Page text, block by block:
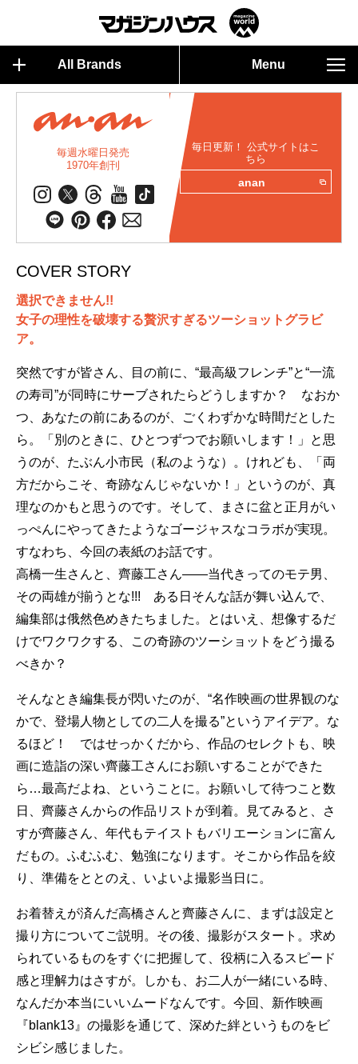
All Brands Menu
毎週水曜日発売
1970年創刊
毎日更新！ 公式サイトはこ
ちら
anan
COVER STORY
選択できません!!
女子の理性を破壊する贅沢すぎるツーショットグラビ
ア。
突然ですが皆さん、目の前に、“最高級フレンチ”と“一流
の寿司”が同時にサーブされたらどうしますか？ なおか
つ、あなたの前にあるのが、ごくわずかな時間だとした
ら。「別のときに、ひとつずつでお願いします！」と思
うのが、たぶん小市民（私のような）。けれども、「両
方だからこそ、奇跡なんじゃないか！」というのが、真
理なのかもと思うのです。そして、まさに盆と正月がい
っぺんにやってきたようなゴージャスなコラボが実現。
すなわち、今回の表紙のお話です。
高橋一生さんと、齊藤工さん――当代きってのモテ男、
その両雄が揃うとな!!! ある日そんな話が舞い込んで、
編集部は俄然色めきたちました。とはいえ、想像するだ
けでワクワクする、この奇跡のツーショットをどう撮る
べきか？
そんなとき編集長が閃いたのが、“名作映画の世界観のな
かで、登場人物としての二人を撮る”というアイデア。な
るほど！ ではせっかくだから、作品のセレクトも、映
画に造詣の深い齊藤工さんにお願いすることができた
ら…最高だよね、ということに。お願いして待つこと数
日、齊藤さんからの作品リストが到着。見てみると、さ
すが齊藤さん、年代もテイストもバリエーションに富ん
だもの。ふむふむ、勉強になります。そこから作品を絞
り、準備をととのえ、いよいよ撮影当日に。
お着替えが済んだ高橋さんと齊藤さんに、まずは設定と
撮り方についてご説明。その後、撮影がスタート。求め
られているものをすぐに把握して、役柄に入るスピード
感と理解力はさすが。しかも、お二人が一緒にいる時、
なんだか本当にいいムードなんです。今回、新作映画
『blank13』の撮影を通じて、深めた絆というものをビ
シビシ感じました。